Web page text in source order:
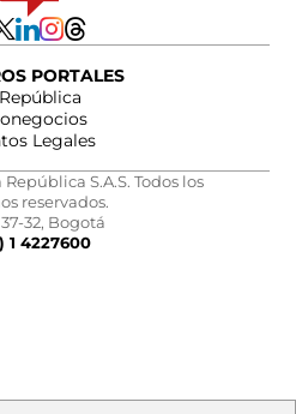
PORTALES
Legales
S.A.S. Todos los
reservados.
37-32, Bogotá
1 4227600